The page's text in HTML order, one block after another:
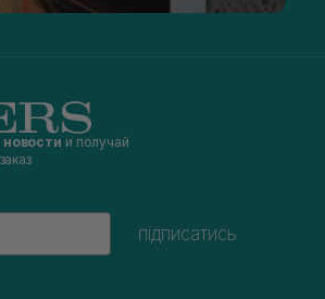
и получай
підписатись